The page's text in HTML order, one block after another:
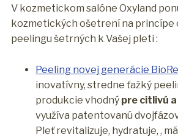
V kozmetickom salóne Oxyland
kozmetických ošetrení na princípe
peelingu šetrných k Vašej pleti :
Peeling novej generácie
inovatívny, stredne ťažký
produkcie vhodný pre citlivú
využíva patentovanú
Pleť revitalizuje, hydratuje, ,